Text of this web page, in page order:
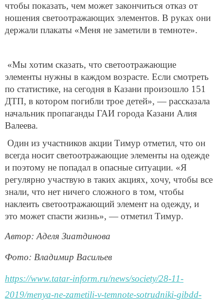
чтобы показать, чем может закончиться отказ от
ношения светоотражающих элементов. В руках они
держали плакаты «Меня не заметили в темноте».
«Мы хотим сказать, что светоотражающие
элементы нужны в каждом возрасте. Если смотреть
по статистике, на сегодня в Казани произошло 151
ДТП, в котором погибли трое детей», — рассказала
начальник пропаганды ГАИ города Казани Алия
Валеева.
Один из участников акции Тимур отметил, что он
всегда носит светоотражающие элементы на одежде
и поэтому не попадал в опасные ситуации. «Я
регулярно участвую в таких акциях, хочу, чтобы все
знали, что нет ничего сложного в том, чтобы
наклеить светоотражающий элемент на одежду, и
это может спасти жизнь», — отметил Тимур.
Автор: Аделя Зиатдинова
Фото: Владимир Васильев
https://www.tatar-inform.ru/news/society/28-11-
2019/menya-ne-zametili-v-temnote-sotrudniki-gibdd-